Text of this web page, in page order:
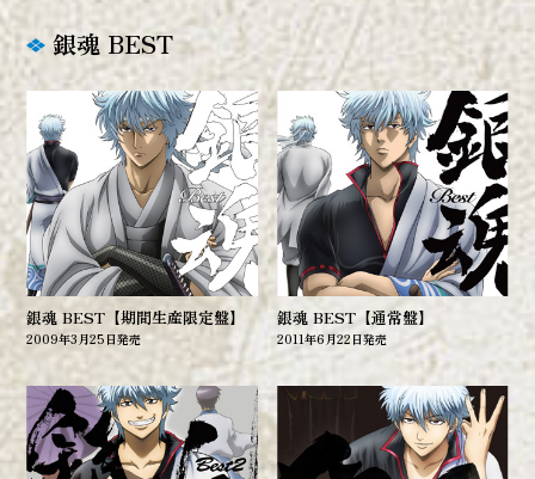
銀魂 BEST
銀魂 BEST【期間生産限定盤】
2009年3月25日発売
銀魂 BEST【通常盤】
2011年6月22日発売